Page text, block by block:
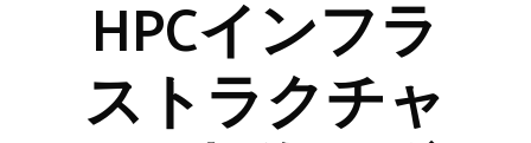
HPCインフラ
ストラクチャ